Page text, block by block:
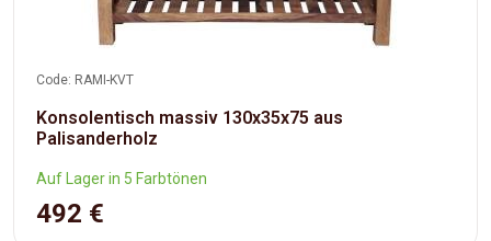
Code: RAMI-KVT
Konsolentisch massiv 130x35x75 aus
Palisanderholz
Auf Lager in 5 Farbtönen
492 €